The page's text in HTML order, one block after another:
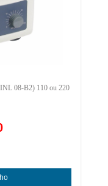
08-B2) 110 ou 220